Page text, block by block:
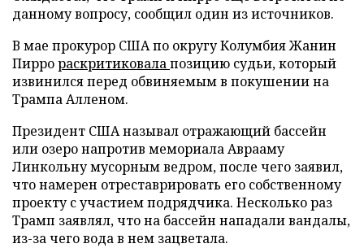
данному вопросу, сообщил один из источников.
В мае прокурор США по округу Колумбия Жанин
Пиррораскритиковалапозицию судьи, который
извинился перед обвиняемым в покушении на
Трампа Алленом.
Президент США называл отражающий бассейн
или озеро напротив мемориала Аврааму
Линкольну мусорным ведром, после чего заявил,
что намерен отреставрировать его собственному
проекту с участием подрядчика. Несколько раз
Трамп заявлял, что на бассейн нападали вандалы,
из-за чего вода в нем зацветала.